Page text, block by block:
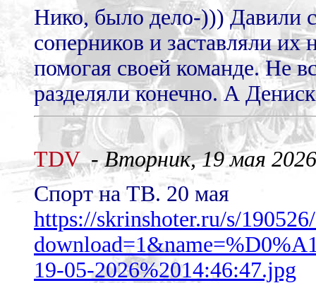
Нико, было дело-))) Давили
соперников и заставляли
помогая своей команде. Не
разделяли конечно. А
TDV-Вторник, 19 мая
Спорт на ТВ. 20 мая
https://skrinshoter.ru/s/
19-05-2026%2014:46:47.jpg